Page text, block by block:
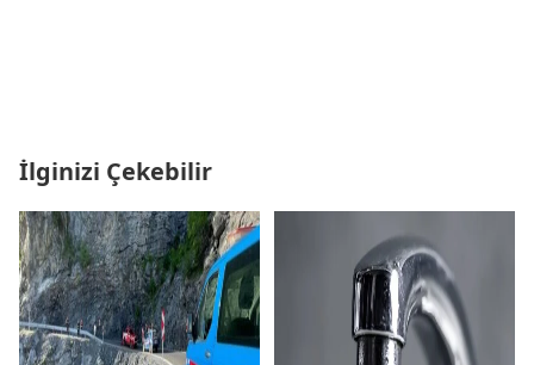
İlginizi Çekebilir